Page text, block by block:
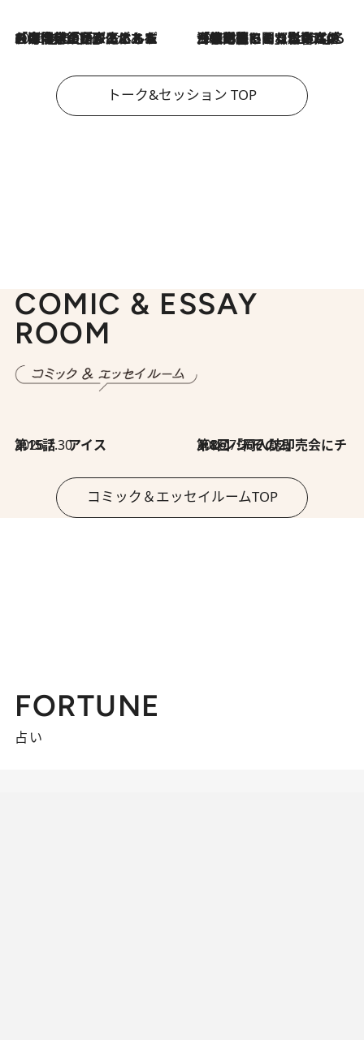
2026.8.3
「今後値上げがあるとすれば…」「リスクがあるのは今年の冬」エネルギー専門家が語る、ホルムズ海峡封鎖が家庭にもたらす“ある心配” 2026.8.3
「住宅建てられない…」「サーチャージ料の高値が続いている」ホルムズ海峡封鎖による影響はいつまで続く？《エネルギー専門家に聞く“どうなる日本の暮らし”》
トーク&セッション TOP
COMIC & ESSAY
ROOM
2026.7.30
第15話 アイス 2026.7.30
第8回「同人誌即売会にチャレンジ その2」
コミック＆エッセイルームTOP
FORTUNE
占い